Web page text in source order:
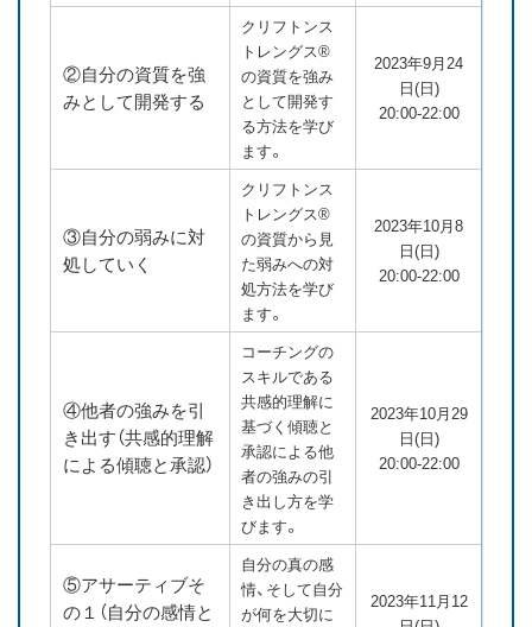
②自分の資質を強
みとして開発する
クリフトンス
トレングス®
の資質を強み
として開発す
る方法を学び
ます。
2023年9月24
日(日)
20:00-22:00
③自分の弱みに対
処していく
クリフトンス
トレングス®
の資質から見
た弱みへの対
処方法を学び
ます。
2023年10月8
日(日)
20:00-22:00
④他者の強みを引
き出す（共感的理解
による傾聴と承認）
コーチングの
スキルである
共感的理解に
基づく傾聴と
承認による他
者の強みの引
き出し方を学
びます。
2023年10月29
日(日)
20:00-22:00
⑤アサーティブそ
の１（自分の感情と
自分の真の感
情、そして自分
が何を大切に
2023年11月12